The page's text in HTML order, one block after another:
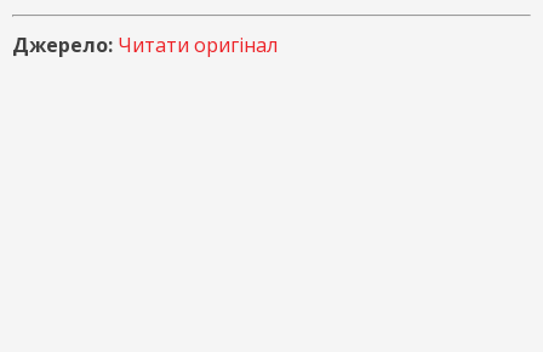
Джерело: Читати оригінал